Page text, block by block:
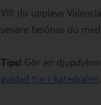
Vill du uppleva
senare belönas du
Tips! Gör en
guidad tur i katedralen.